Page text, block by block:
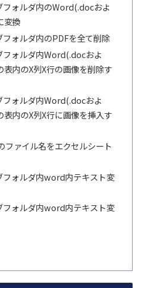
ォルダ内のWord(.docおよ
変換
ォルダ内のPDFを全て削除
ォルダ内Word(.docおよ
内のX列X行の画像を削除す
ォルダ内Word(.docおよ
内のX列X行に画像を挿入す
ァイル名をエクセルシート
ォルダ内word内テキスト変
ォルダ内word内テキスト変